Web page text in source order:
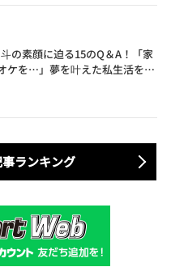
斗の素顔に迫る15のQ＆A！「家
ケを…」夢を叶えた私生活を公
ランキング